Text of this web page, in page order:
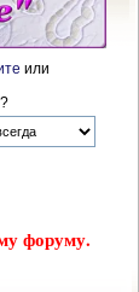
или
?
форуму.